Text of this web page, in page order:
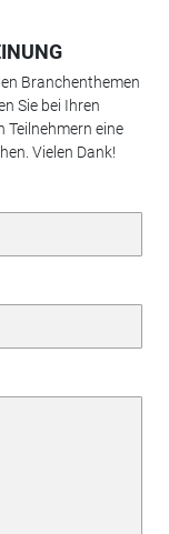
Branchenthemen
Sie bei Ihren
Teilnehmern eine
Vielen Dank!